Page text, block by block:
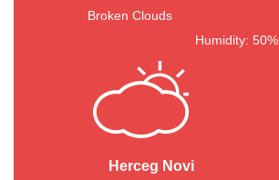
Broken Clouds
Humidity: 50%
Herceg Novi